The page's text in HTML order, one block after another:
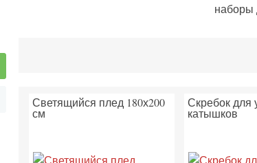
наборы
Светящийся плед 180х200
см
Скребок для
катышков